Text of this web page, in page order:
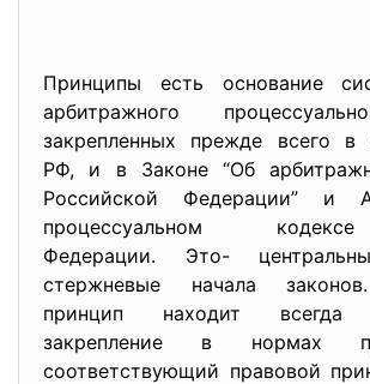
Принципы есть основание
арбитражного
закрепленных прежде всего в
РФ, и в Законе “Об
Российской Федерации” и
процессуальном кодексе
Федерации. Это-
стержневые начала
принцип находит всегда
закрепление в нормах
соответствующий правовой